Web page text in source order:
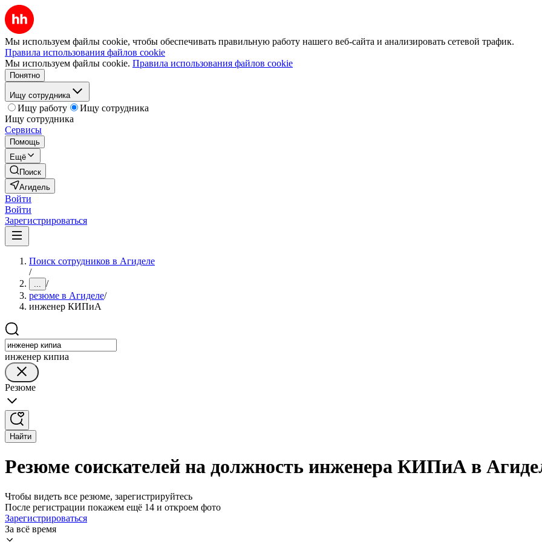
Мы используем файлы cookie, чтобы обеспечивать правильную работу нашего веб-сайта и анализировать сетевой трафик.
Правила использования файлов cookie
Мы используем файлы cookie. Правила использования файлов cookie
Понятно
Ищу сотрудника
Ищу работу
Ищу сотрудника
Ищу сотрудника
Сервисы
Помощь
Ещё
Поиск
Агидель
Войти
Войти
Зарегистрироваться
Поиск сотрудников в Агиделе
/
... /
резюме в Агиделе/
инженер КИПиА
инженер кипиа
Резюме
Найти
Резюме соискателей на должность инженера КИПиА в
Чтобы видеть все резюме, зарегистрируйтесь
После регистрации покажем ещё 14 и откроем фото
Зарегистрироваться
За всё время